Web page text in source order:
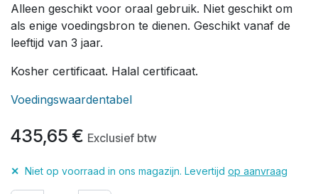
Alleen geschikt voor oraal gebruik. Niet geschikt om
als enige voedingsbron te dienen. Geschikt vanaf de
leeftijd van 3 jaar.
Kosher certificaat. Halal certificaat.
Voedingswaardentabel
435,65 € Exclusief btw
✕ Niet op voorraad in ons magazijn. Levertijd op aanvraag